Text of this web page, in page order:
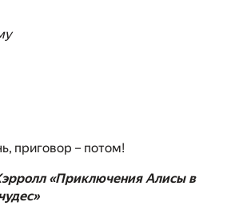
приговор – потом!
«Приключения Алисы в